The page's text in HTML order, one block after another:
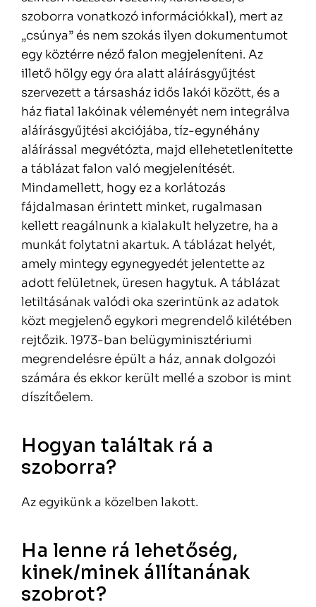
szoborra vonatkozó információkkal), mert az
„csúnya” és nem szokás ilyen dokumentumot
egy köztérre néző falon megjeleníteni. Az
illető hölgy egy óra alatt aláírásgyűjtést
szervezett a társasház idős lakói között, és a
ház fiatal lakóinak véleményét nem integrálva
aláírásgyűjtési akciójába, tíz-egynéhány
aláírással megvétózta, majd ellehetetlenítette
a táblázat falon való megjelenítését.
Mindamellett, hogy ez a korlátozás
fájdalmasan érintett minket, rugalmasan
kellett reagálnunk a kialakult helyzetre, ha a
munkát folytatni akartuk. A táblázat helyét,
amely mintegy egynegyedét jelentette az
adott felületnek, üresen hagytuk. A táblázat
letiltásának valódi oka szerintünk az adatok
közt megjelenő egykori megrendelő kilétében
rejtőzik. 1973-ban belügyminisztériumi
megrendelésre épült a ház, annak dolgozói
számára és ekkor került mellé a szobor is mint
díszítőelem.
Hogyan találtak rá a
szoborra?
Az egyikünk a közelben lakott.
Ha lenne rá lehetőség,
kinek/minek állítanának
szobrot?